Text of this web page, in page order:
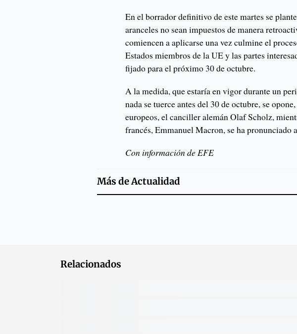
En el borrador definitivo de este martes se
aranceles no sean impuestos de manera
comiencen a aplicarse una vez culmine el
Estados miembros de la UE y las partes
fijado para el próximo 30 de octubre.
A la medida, que estaría en vigor durante un
nada se tuerce antes del 30 de octubre, se
europeos, el canciller alemán Olaf Scholz,
francés, Emmanuel Macron, se ha pronunciado
Con información de EFE
Más deActualidad
Relacionados